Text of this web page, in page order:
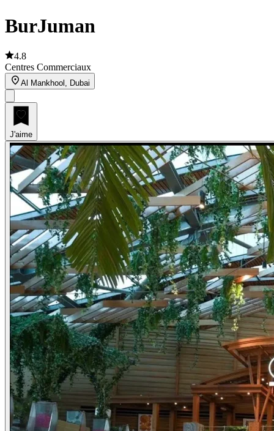
BurJuman
4.8
Centres Commerciaux
Al Mankhool, Dubai
J'aime